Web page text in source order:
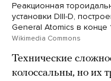
Реакционная
установки DIII-D,
General Atomics в конце
Wikimedia Commons
Технические
колоссальны, но их